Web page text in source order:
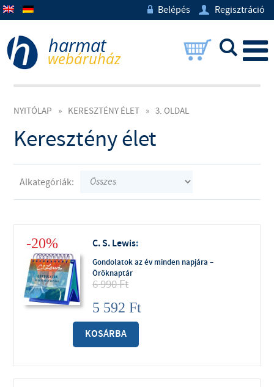
w Belépés U Regisztráció
L
NYITÓLAP » KERESZTÉNY ÉLET » 3. OLDAL
Keresztény élet
Alkategóriák:
-20% C. S. Lewis:
Gondolatok az év minden napjára –
Öröknaptár
6 990Ft
5 592 Ft
KOSÁRBA